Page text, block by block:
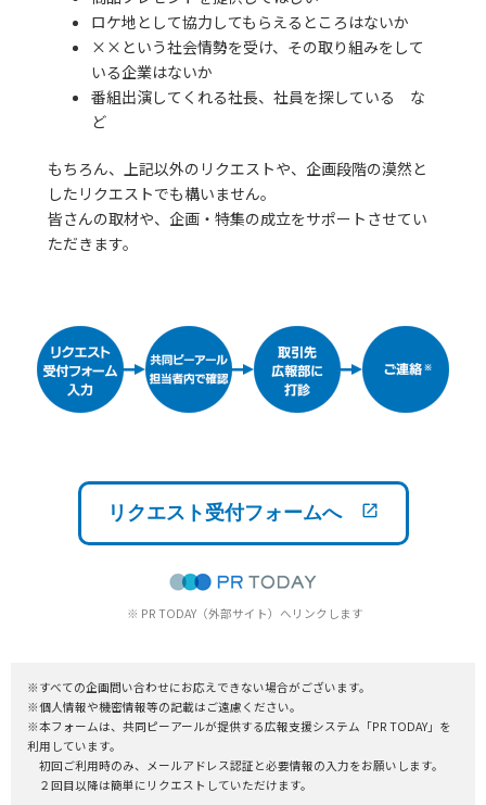
ロケ地として協力してもらえるところはないか
××という社会情勢を受け、その取り組みをして
いる企業はないか
番組出演してくれる社長、社員を探している な
ど
もちろん、上記以外のリクエストや、企画段階の漠然と
したリクエストでも構いません。
皆さんの取材や、企画・特集の成立をサポートさせてい
ただきます。
リクエスト受付フォームへ
※ PR TODAY（外部サイト）へリンクします
※すべての企画問い合わせにお応えできない場合がございます。
※個人情報や機密情報等の記載はご遠慮ください。
※本フォームは、共同ピーアールが提供する広報支援システム「PR TODAY」を
利用しています。
初回ご利用時のみ、メールアドレス認証と必要情報の入力をお願いします。
２回目以降は簡単にリクエストしていただけます。